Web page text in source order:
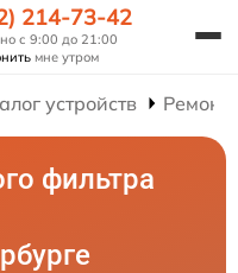
214-73-42
с 9:00 до 21:00
мне утром
устройств Ремонт
фильтра